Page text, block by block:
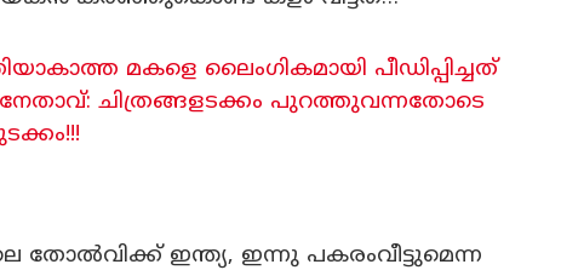
മകളെ ലൈംഗികമായി പീഡിപ്പിച്ചത്
നേതാവ്: ചിത്രങ്ങളടക്കം പുറത്തുവന്നതോടെ
ഇന്ത്യ, ഇന്നു പകരംവീട്ടുമെന്ന